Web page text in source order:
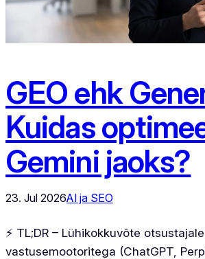
GEO ehk
Kuidas
Gemini jaoks?
23. Jul 2026AI ja SEO
⚡ TL;DR – Lühikokkuvõte
vastusemootoritega (ChatGPT,